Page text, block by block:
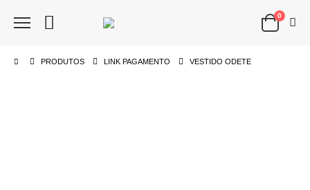
0
PRODUTOS LINK PAGAMENTO VESTIDO ODETE